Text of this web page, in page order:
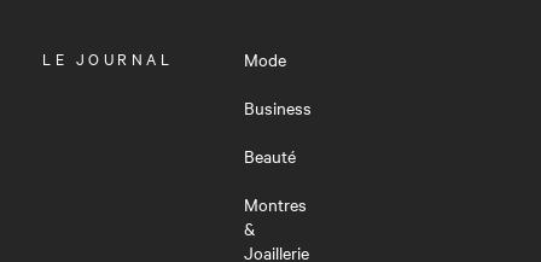
OUVRIR
LE JOURNAL
Mode
Business
Beauté
Montres
&
Joaillerie